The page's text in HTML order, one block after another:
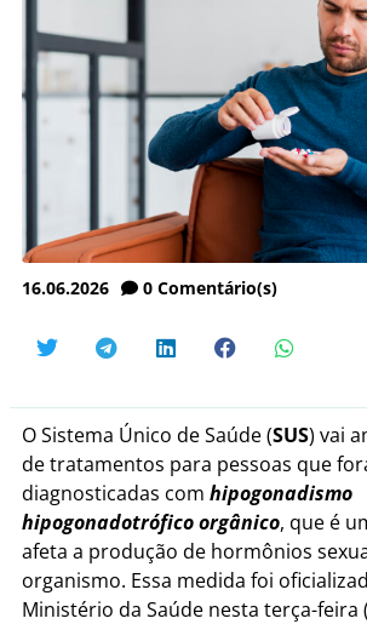
16.06.2026 0 Comentário(s)
O Sistema Único de Saúde (SUS) vai
de tratamentos para pessoas que
diagnosticadas com hipogonadismo
hipogonadotrófico orgânico, que é
afeta a produção de hormônios
organismo. Essa medida foi
Ministério da Saúde nesta terça-feira